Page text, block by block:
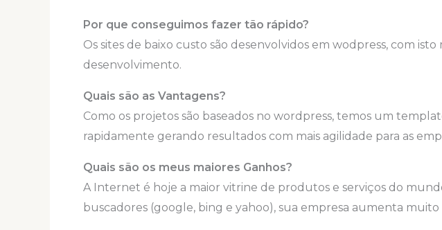
Por que conseguimos fazer tão rápido?
Os sites de baixo custo são desenvolvidos em wodpress, com
desenvolvimento.
Quais são as Vantagens?
Como os projetos são baseados no wordpress, temos um
rapidamente gerando resultados com mais agilidade para as
Quais são os meus maiores Ganhos?
A Internet é hoje a maior vitrine de produtos e serviços do
buscadores (google, bing e yahoo), sua empresa aumenta